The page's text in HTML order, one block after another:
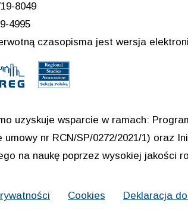
8049
4995
czasopisma jest wersja
uzyskuje wsparcie w ramach:
umowy nr RCN/SP/0272/2021/1) oraz
na naukę poprzez wysokiej jakości
Cookies Deklaracja